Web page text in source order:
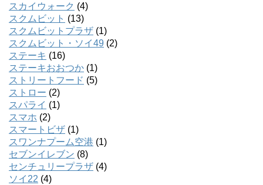
スカイウォーク (4)
スクムビット (13)
スクムビットプラザ (1)
スクムビット・ソイ49 (2)
ステーキ (16)
ステーキおおつか (1)
ストリートフード (5)
ストロー (2)
スパライ (1)
スマホ (2)
スマートビザ (1)
スワンナプーム空港 (1)
セブンイレブン (8)
センチュリープラザ (4)
ソイ22 (4)